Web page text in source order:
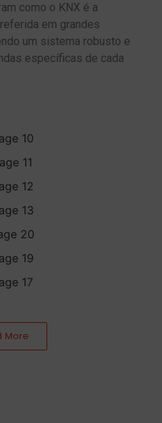
como o KNX é a
em grandes
um sistema robusto e
específicas de cada
More